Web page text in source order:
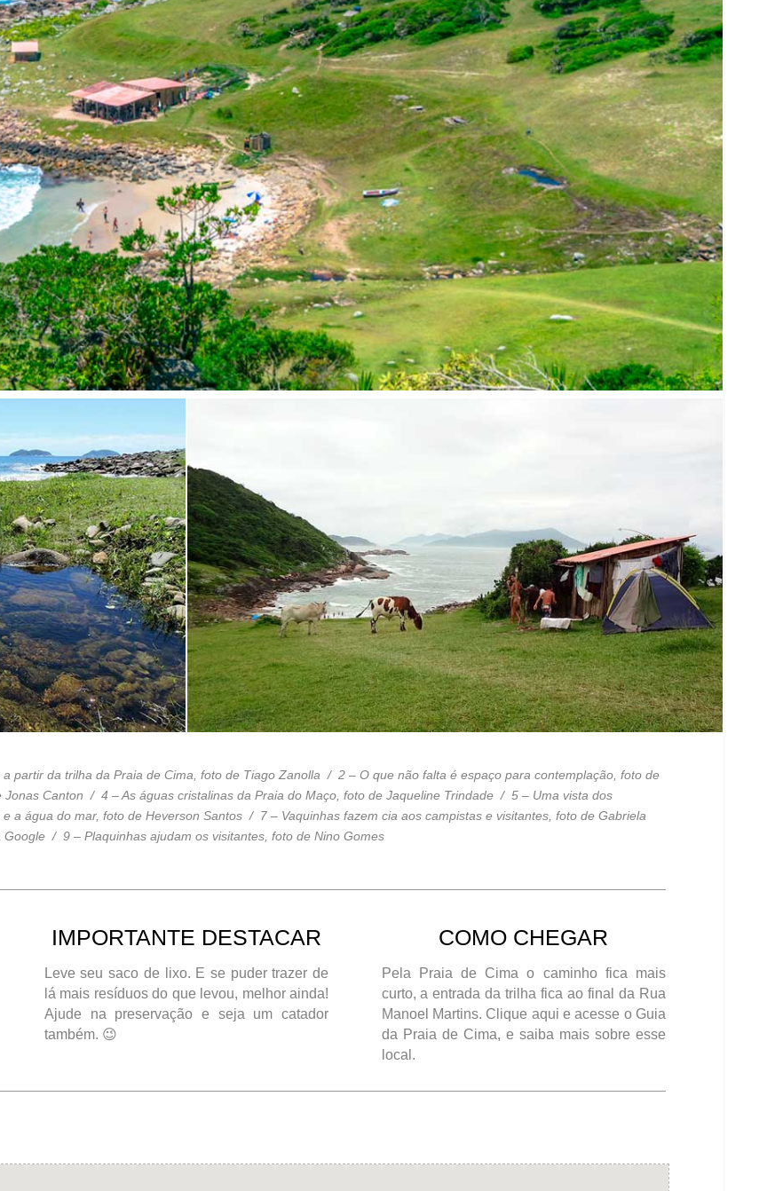
partir da trilha da Praia de Cima, foto de Tiago Zanolla / 2 – O que não falta é espaço para contemplação, foto de
Canton / 4 – As águas cristalinas da Praia do Maço, foto de Jaqueline Trindade / 5 – Uma vista dos
a água do mar, foto de Heverson Santos / 7 – Vaquinhas fazem cia aos campistas e visitantes, foto de Gabriela
/ 9 – Plaquinhas ajudam os visitantes, foto de Nino Gomes
IMPORTANTE DESTACAR
Leve seu saco de lixo. E se puder trazer de
lá mais resíduos do que levou, melhor ainda!
Ajude na preservação e seja um catador
também. 😉
COMO CHEGAR
Pela Praia de Cima o caminho fica mais
curto, a entrada da trilha fica ao final da Rua
Manoel Martins. Clique aqui e acesse o Guia
da Praia de Cima, e saiba mais sobre esse
local.